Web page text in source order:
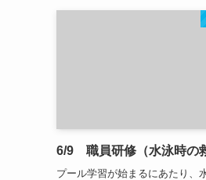
6/9 職員研修（水泳時の
プール学習が始まるにあたり、